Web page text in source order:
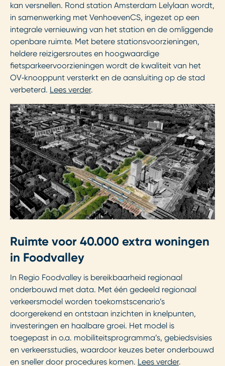
kan versnellen. Rond station Amsterdam Lelylaan wordt,
in samenwerking met VenhoevenCS, ingezet op een
integrale vernieuwing van het station en de omliggende
openbare ruimte. Met betere stationsvoorzieningen,
heldere reizigersroutes en hoogwaardige
fietsparkeervoorzieningen wordt de kwaliteit van het
OV‑knooppunt versterkt en de aansluiting op de stad
verbeterd. Lees verder.
Ruimte voor 40.000 extra woningen
in Foodvalley
In Regio Foodvalley is bereikbaarheid regionaal
onderbouwd met data. Met één gedeeld regionaal
verkeersmodel worden toekomstscenario’s
doorgerekend en ontstaan inzichten in knelpunten,
investeringen en haalbare groei. Het model is
toegepast in o.a. mobiliteitsprogramma’s, gebiedsvisies
en verkeersstudies, waardoor keuzes beter onderbouwd
en sneller door procedures komen. Lees verder.